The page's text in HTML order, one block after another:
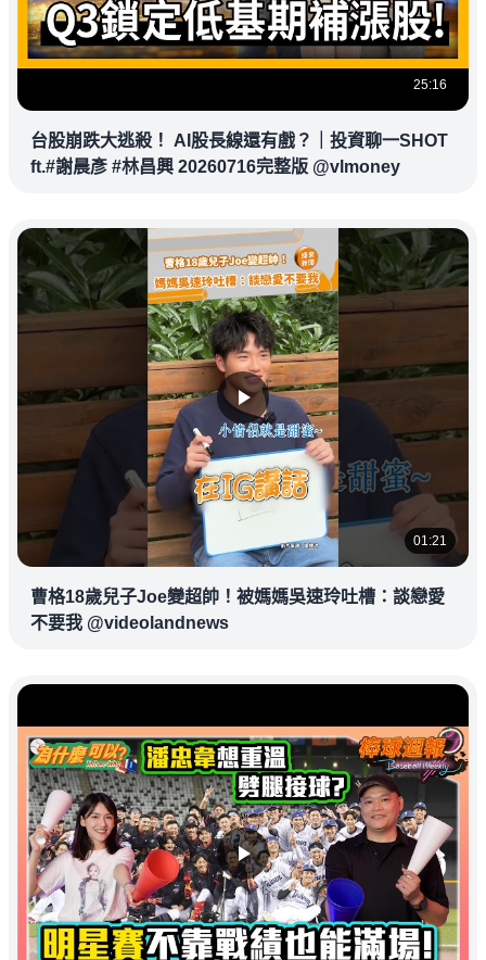
25:16
台股崩跌大逃殺！ AI股長線還有戲？｜投資聊一SHOT
ft.#謝晨彥 #林昌興 20260716完整版 @vlmoney
01:21
曹格18歲兒子Joe變超帥！被媽媽吳速玲吐槽：談戀愛
不要我 @videolandnews